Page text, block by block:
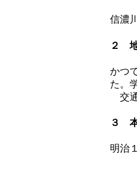
信濃
２
かつ
た。
交通
３
明治
２
２